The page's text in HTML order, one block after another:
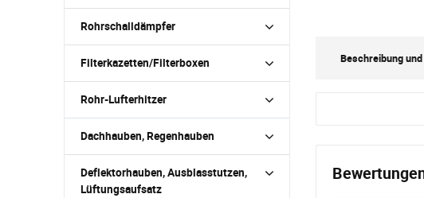
Beschreibung
Rohrschalldämpfer
Filterkazetten/Filterboxen
Rohr-Lufterhitzer
Dachhauben, Regenhauben
Deflektorhauben, Ausblasstutzen,
Lüftungsaufsatz